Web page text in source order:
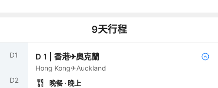
9天行程
D1
D2
D1 |香港✈奧克蘭
Hong Kong✈Auckland
晚餐 · 晚上